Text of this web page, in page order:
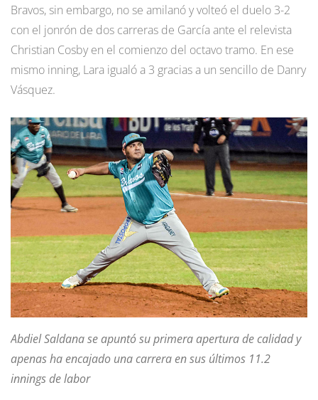
Bravos, sin embargo, no se amilanó y volteó el duelo 3-2
con el jonrón de dos carreras de García ante el relevista
Christian Cosby en el comienzo del octavo tramo. En ese
mismo inning, Lara igualó a 3 gracias a un sencillo de Danry
Vásquez.
Abdiel Saldana se apuntó su primera apertura de calidad y
apenas ha encajado una carrera en sus últimos 11.2
innings de labor